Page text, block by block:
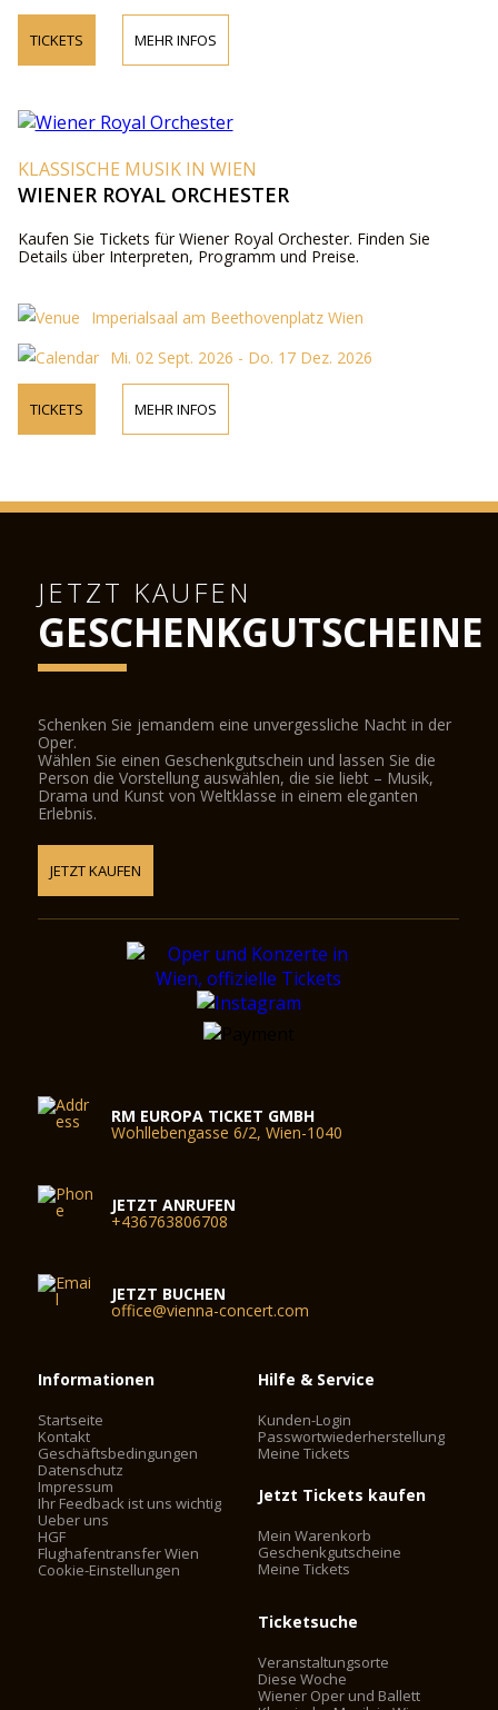
TICKETS MEHR INFOS
KLASSISCHE MUSIK IN WIEN
WIENER ROYAL ORCHESTER
Kaufen Sie Tickets für Wiener Royal Orchester. Finden Sie
Details über Interpreten, Programm und Preise.
Imperialsaal am Beethovenplatz Wien
Mi. 02 Sept. 2026 - Do. 17 Dez. 2026
TICKETS MEHR INFOS
JETZT KAUFEN
GESCHENKGUTSCHEINE
Schenken Sie jemandem eine unvergessliche Nacht in der
Oper.
Wählen Sie einen Geschenkgutschein und lassen Sie die
Person die Vorstellung auswählen, die sie liebt – Musik,
Drama und Kunst von Weltklasse in einem eleganten
Erlebnis.
JETZT KAUFEN
RM EUROPA TICKET GMBH
Wohllebengasse 6/2, Wien-1040
JETZT ANRUFEN
+436763806708
JETZT BUCHEN
office@vienna-concert.com
Informationen
Startseite
Kontakt
Geschäftsbedingungen
Datenschutz
Impressum
Ihr Feedback ist uns wichtig
Ueber uns
HGF
Flughafentransfer Wien
Cookie-Einstellungen
Hilfe & Service
Kunden-Login
Passwortwiederherstellung
Meine Tickets
Jetzt Tickets kaufen
Mein Warenkorb
Geschenkgutscheine
Meine Tickets
Ticketsuche
Veranstaltungsorte
Diese Woche
Wiener Oper und Ballett